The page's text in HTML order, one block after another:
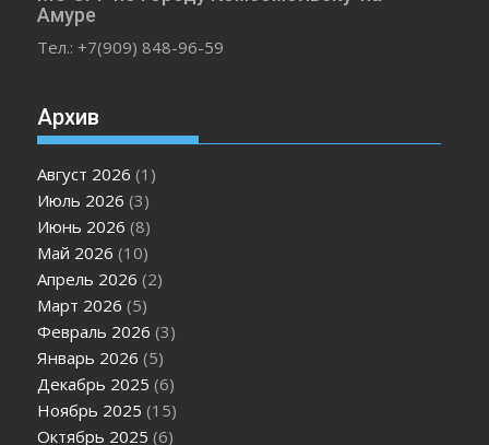
Амуре
Тел.: +7(909) 848-96-59
Архив
Август 2026 (1)
Июль 2026 (3)
Июнь 2026 (8)
Май 2026 (10)
Апрель 2026 (2)
Март 2026 (5)
Февраль 2026 (3)
Январь 2026 (5)
Декабрь 2025 (6)
Ноябрь 2025 (15)
Октябрь 2025 (6)